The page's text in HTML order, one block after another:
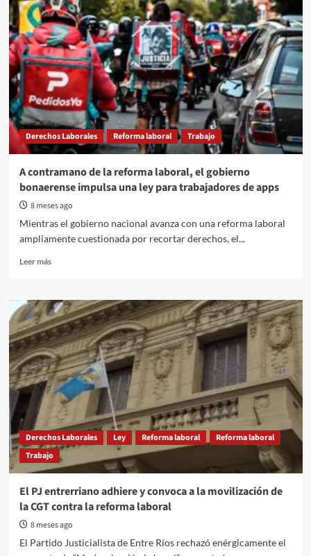
el
DS
5503,
un
decreto
espejo
del
DNU
de
Milei
Derechos Laborales Reforma laboral Trabajo
A contramano de la reforma laboral, el gobierno
bonaerense impulsa una ley para trabajadores de apps
8 meses ago
Mientras el gobierno nacional avanza con una reforma laboral
ampliamente cuestionada por recortar derechos, el...
Leer másRead
A
contramano
de
la
reforma
laboral,
el
gobierno
bonaerense
impulsa
una
ley
para
trabajadores
apps
Derechos Laborales Ley Reforma laboral
Reforma laboral
Trabajo
El PJ entrerriano adhiere y convoca a la movilización de
la CGT contra la reforma laboral
8 meses ago
El Partido Justicialista de Entre Ríos rechazó enérgicamente el